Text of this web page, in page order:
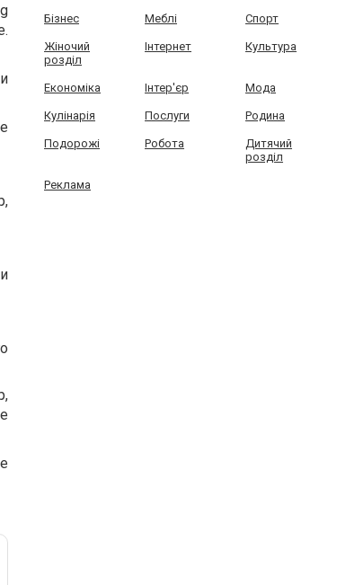
Бізнес Меблі Спорт
Жіночий
розділ
Інтернет Культура
Економіка Інтер'єр Мода
Кулінарія Послуги Родина
Подорожі Робота
Дитячий
розділ
Реклама